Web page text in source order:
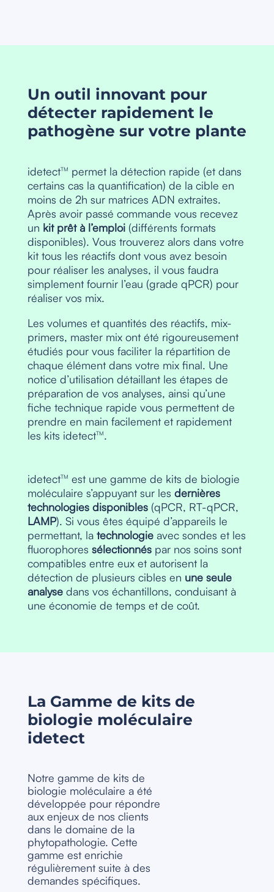
Un outil innovant pour
détecter rapidement le
pathogène sur votre plante
idetectTM
permet la détection rapide (et dans
certains cas la quantification) de la cible en
moins de 2h sur matrices ADN extraites.
Après avoir passé commande vous recevez
un kit prêt à l’emploi(différents formats
disponibles). Vous trouverez alors dans votre
kit tous les réactifs dont vous avez besoin
pour réaliser les analyses, il vous faudra
simplement fournir l’eau (grade qPCR) pour
réaliser vos mix.
Les volumes et quantités des réactifs, mix-
primers, master mix ont été rigoureusement
étudiés pour vous faciliter la répartition de
chaque élément dans votre mix final. Une
notice d’utilisation détaillant les étapes de
préparation de vos analyses, ainsi qu’une
fiche technique rapide vous permettent de
prendre en main facilement et rapidement
les kits idetectTM.
idetectTM est une gamme de kits de biologie
moléculaire s’appuyant sur les dernières
technologies disponibles(qPCR, RT-qPCR,
LAMP). Si vous êtes équipé d’appareils le
permettant, la technologieavec sondes et les
fluorophores sélectionnéspar nos soins sont
compatibles entre eux et autorisent la
détection de plusieurs cibles en une seule
analysedans vos échantillons, conduisant à
une économie de temps et de coût.
La Gamme de kits de
biologie moléculaire
idetect
Notre gamme de kits de
biologie moléculaire a été
développée pour répondre
aux enjeux de nos clients
dans le domaine de la
phytopathologie. Cette
gamme est enrichie
régulièrement suite à des
demandes spécifiques.